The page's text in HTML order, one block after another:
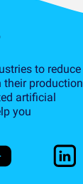
to reduce
their production
artificial
you